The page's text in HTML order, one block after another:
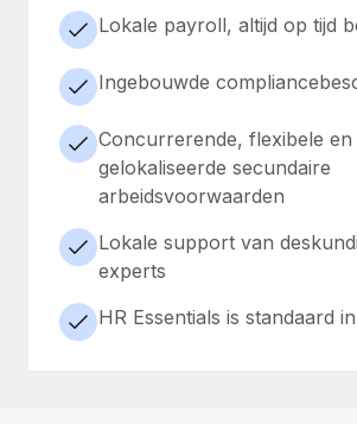
Lokale payroll, altijd op tijd
Ingebouwde
Concurrerende, flexibele en
gelokaliseerde secundaire
arbeidsvoorwaarden
Lokale support van
experts
HR Essentials is standaard